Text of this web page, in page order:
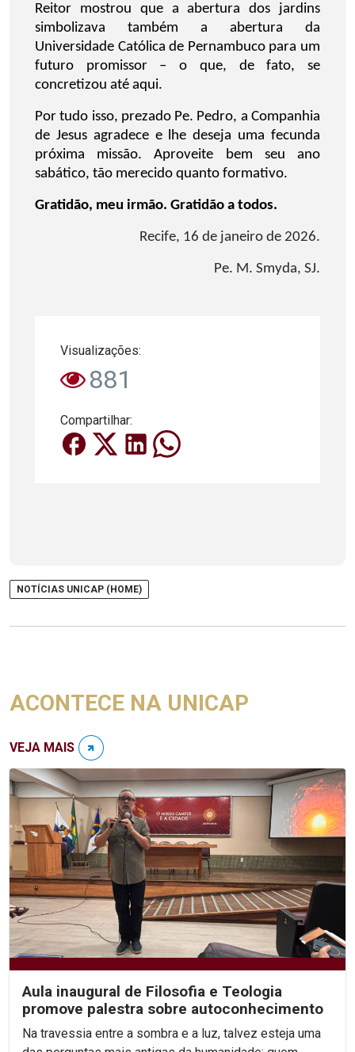
Reitor mostrou que a abertura dos jardins
simbolizava também a abertura da
Universidade Católica de Pernambuco para um
futuro promissor – o que, de fato, se
concretizou até aqui.
Por tudo isso, prezado Pe. Pedro, a Companhia
de Jesus agradece e lhe deseja uma fecunda
próxima missão. Aproveite bem seu ano
sabático, tão merecido quanto formativo.
Gratidão, meu irmão. Gratidão a todos.
Recife, 16 de janeiro de 2026.
Pe. M. Smyda, SJ.
Visualizações:
881
Compartilhar:
NOTÍCIAS UNICAP (HOME)
ACONTECE NA UNICAP
VEJA MAIS
Aula inaugural de Filosofia e Teologia
promove palestra sobre autoconhecimento
Na travessia entre a sombra e a luz, talvez esteja uma